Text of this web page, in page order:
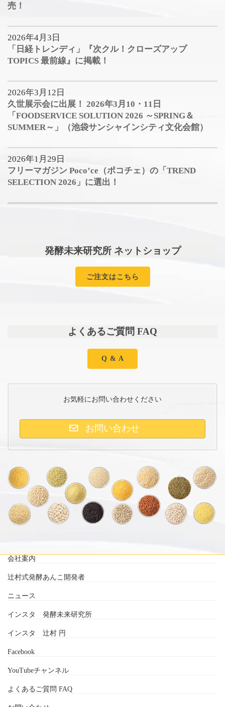
売！
2026年4月3日
「日経トレンディ」『次クル！クローズアップ
TOPICS 最前線』に掲載！
2026年3月12日
久世展示会に出展！ 2026年3月10・11日
「FOODSERVICE SOLUTION 2026 ～SPRING＆
SUMMER～」（池袋サンシャインシティ文化会館）
2026年1月29日
フリーマガジン Poco’ce（ポコチェ）の「TREND
SELECTION 2026」に選出！
発酵未来研究所 ネットショップ
ご注文はこちら
よくあるご質問 FAQ
Q & A
お気軽にお問い合わせください
お問い合わせ
会社案内
辻村式発酵あんこ開発者
ニュース
インスタ 発酵未来研究所
インスタ 辻村 円
Facebook
YouTubeチャンネル
よくあるご質問 FAQ